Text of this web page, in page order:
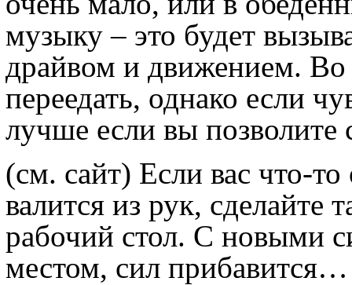
музыку – это будет
драйвом и движением. Во
переедать, однако если
лучше если вы позволите
(см. сайт) Если вас что-то
валится из рук, сделайте
рабочий стол. С новыми
местом, сил прибавится…